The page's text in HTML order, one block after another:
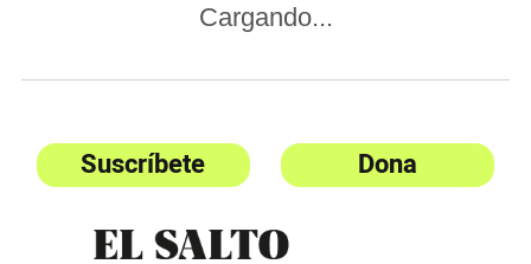
Cargando...
Suscríbete Dona